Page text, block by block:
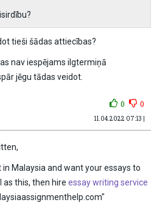
tieši šādas attiecības?
nav iespējams ilgtermiņā
jēgu tādas veidot.
0 0
11.04.2022 07:13 |
in Malaysia and want your essays to
this, then hire essay writing service